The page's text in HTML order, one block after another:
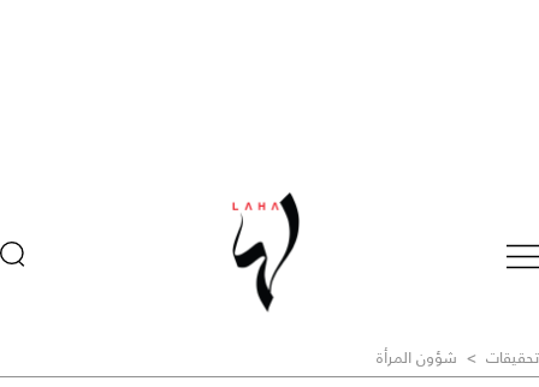
تحقيقات > شؤون المرأة